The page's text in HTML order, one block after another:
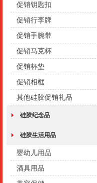
促销钥匙扣
促销行李牌
促销手腕带
促销马克杯
促销杯垫
促销相框
其他硅胶促销礼品
硅胶纪念品
硅胶生活用品
婴幼儿用品
酒具用品